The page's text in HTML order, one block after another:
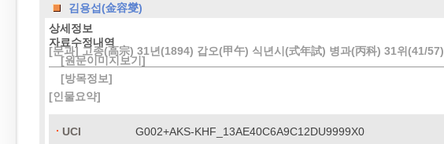
김용섭(金容燮)
상세정보
자료수정내역
[원문이미지보기]
[방목정보]
[문과] 고종(高宗) 31년(1894) 갑오(甲午) 식년시(式年試) 병과(丙科) 31위(41/57)
[인물요약]
UCI
G002+AKS-KHF_13AE40C6A9C12DU9999X0